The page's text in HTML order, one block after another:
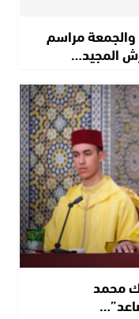
مراسم
المجيد…
الملك محمد